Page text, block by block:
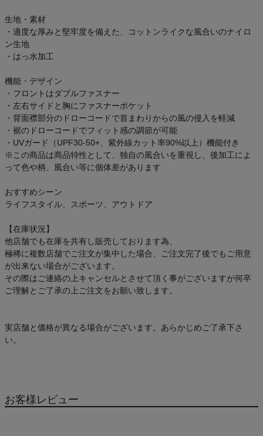
生地・素材
・適度な厚みと堅牢度を備えた、コットンライクな風合いのナイロ
ン生地
・はっ水加工
機能・デザイン
・フロントはダブルファスナー
・左右サイドと胸にファスナーポケット
・背面襟部分のドローコードで首まわりからの風の侵入を軽減
・裾のドローコードでフィット感の調節が可能
・UVガード（UPF30-50+、紫外線カット率90%以上）機能付き
※この商品は商品特性として、独自の風合いを重視し、後加工によ
って色や柄、風合い等に個体差があります
おすすめシーン
ライフスタイル、スポーツ、アウトドア
【在庫状況】
他店舗でも在庫を共有し販売しております為、
極稀に複数店舗でご注文が集中した場合、ご注文完了後でもご用意
が出来ない場合がございます。
その際はご連絡の上キャンセルとさせて頂く事がございますが何卒
ご理解とご了承の上ご注文をお願い致します。
実店舗と価格が異なる場合がございます。あらかじめご了承下さ
い。
お客様レビュー